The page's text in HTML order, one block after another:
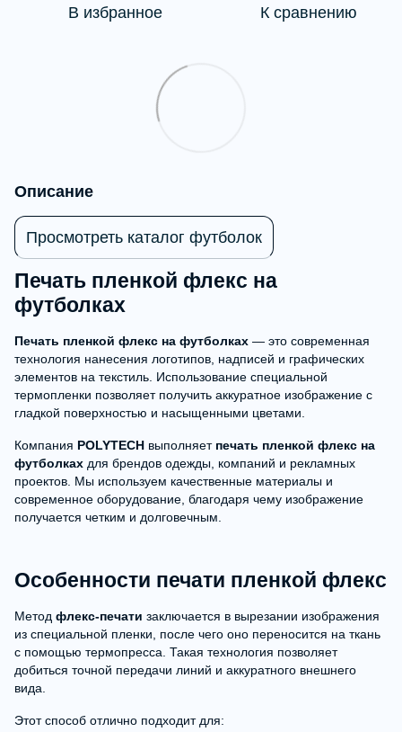
В избранное К сравнению
Описание
Просмотреть каталог футболок
Печать пленкой флекс на
футболках
Печать пленкой флекс на футболках — это современная
технология нанесения логотипов, надписей и графических
элементов на текстиль. Использование специальной
термопленки позволяет получить аккуратное изображение с
гладкой поверхностью и насыщенными цветами.
Компания POLYTECH выполняет печать пленкой флекс на
футболках для брендов одежды, компаний и рекламных
проектов. Мы используем качественные материалы и
современное оборудование, благодаря чему изображение
получается четким и долговечным.
Особенности печати пленкой флекс
Метод флекс-печати заключается в вырезании изображения
из специальной пленки, после чего оно переносится на ткань
с помощью термопресса. Такая технология позволяет
добиться точной передачи линий и аккуратного внешнего
вида.
Этот способ отлично подходит для: